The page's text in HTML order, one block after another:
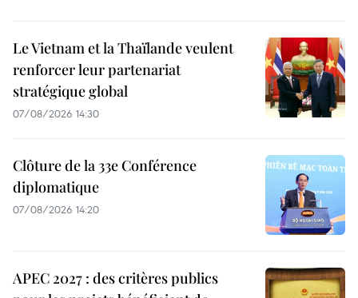
Le Vietnam et la Thaïlande veulent
renforcer leur partenariat
stratégique global
07/08/2026 14:30
Clôture de la 33e Conférence
diplomatique
07/08/2026 14:20
APEC 2027 : des critères publics